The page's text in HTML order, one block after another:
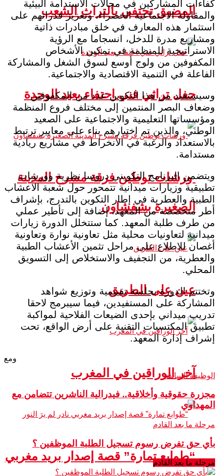
المضيق تحتفي بالتراث الشعب
حفل تراثي فني احتفاء بعيد الوحدة
ورشات توطين فرقة مسرح المدينة
الصغيرة بشفشاون
عين على الطريق
آخر الوراقين في المغرب
“طوابع تمارة” قصة إصدار بريد مغربي
كفاءات المشاركين في مجالات الاستدامة البيئية
والمقاولة الاجتماعية الخضراء، وتعزيز قدراتهم على
استثمار هذه المعارف في خلق مبادرات ذاتية
ومشاريع مدرة للدخل، انسجاما مع الرؤية
الاستراتيجية للمنظمة في تمكين الأشخاص
المكفوفين من ولوج أوسع لسوق الشغل والمشاركة
الفاعلة في التنمية الاقتصادية والاجتماعية.
وسيستفيد من هذا التكوين عدد من المكفوفين
وضعاف البصر المنتمين إلى مختلف فروع المنظمة
ومؤسساتها التعليمية والاجتماعية على الصعيد
الوطني، والذين تم اختيارهم بناء على معايير ترتبط
بالاستعداد والرغبة في الانخراط في مشاريع ريادية
مستدامة.
ويتضمن البرنامج التكويني دروسا نظرية وورشات
تطبيقية وزيارات ميدانية تتمحور حول شعبة الأعشاب
الطبية والعطرية في إطار التكوين بالتدرج، بإشراف
أطر متخصصة من المعهد، إضافة إلى تأطير عملي
من طرف طلبة المعهد. كما ستتخلل الدورة زيارات
ميدانية لتعاونيات محلية مثل تعاونية نوارة وتعاونية
أغصان للاطلاع على مراحل تثمين الأعشاب الطبية
والعطرية، من التجفيف والاستخلاص إلى التسويق
المحلي.
وتختتم الدورة بجلسة تقييمية وتوزيع شواهد
المشاركة على المستفيدين، فيما سيبرمج لاحقا
تدريب ميداني بإحدى الضيعات الفلاحية لمواكبة
تطبيق المكتسبات التقنية على أرض الواقع، تحت
إشراف إدارة المعهد.
ومع
الوظيفة السابقة
مجزرة حقوقية وأخلاقية.. فيدرالية الناشرين تتضامن مع
المهداوي
مرحلة ما بعد القادم
بأي حق تفرض رسوم تسجيل الطلبة الموظفين ؟
مرحلة ما بعد القادم